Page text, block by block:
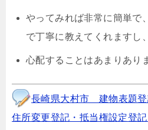
やってみれば非常に簡単で
で丁寧に教えてくれますし
心配することはあまりあり
長崎県大村市 建物表題登
住所変更登記・抵当権設定登